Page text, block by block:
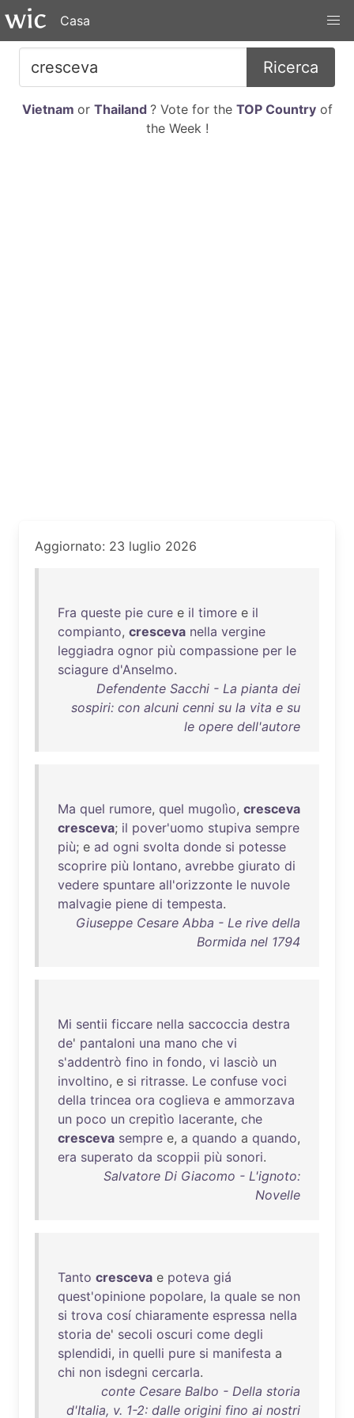
Casa
Ricerca
Vietnam or Thailand ? Vote for the TOP Countryof
the Week !
Aggiornato: 23 luglio 2026
Fra queste pie cure e il timore e il
compianto, cresceva nella vergine
leggiadra ognor più compassione per le
sciagure d'Anselmo.
Defendente Sacchi - La pianta dei
sospiri: con alcuni cenni su la vita e su
le opere dell'autore
Ma quel rumore, quel mugolìo, cresceva
cresceva; il pover'uomo stupiva sempre
più; e ad ogni svolta donde si potesse
scoprire più lontano, avrebbe giurato di
vedere spuntare all'orizzonte le nuvole
malvagie piene di tempesta.
Giuseppe Cesare Abba - Le rive della
Bormida nel 1794
Mi sentii ficcare nella saccoccia destra
de' pantaloni una mano che vi
s'addentrò fino in fondo, vi lasciò un
involtino, e si ritrasse. Le confuse voci
della trincea ora coglieva e ammorzava
un poco un crepitìo lacerante, che
cresceva sempre e, a quando a quando,
era superato da scoppii più sonori.
Salvatore Di Giacomo - L'ignoto:
Novelle
Tanto cresceva e poteva giá
quest'opinione popolare, la quale se non
si trova cosí chiaramente espressa nella
storia de' secoli oscuri come degli
splendidi, in quelli pure si manifesta a
chi non isdegni cercarla.
conte Cesare Balbo - Della storia
d'Italia, v. 1-2: dalle origini fino ai nostri